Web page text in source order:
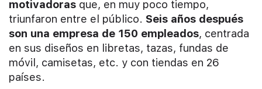
motivadoras que, en muy poco tiempo,
triunfaron entre el público. Seis años después
son una empresa de 150 empleados, centrada
en sus diseños en libretas, tazas, fundas de
móvil, camisetas, etc. y con tiendas en 26
países.